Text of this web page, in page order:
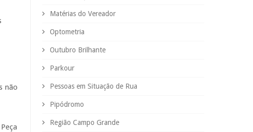
não
Matérias do Vereador
Optometria
Outubro Brilhante
Parkour
Pessoas em Situação de Rua
Pipódromo
Região Campo Grande